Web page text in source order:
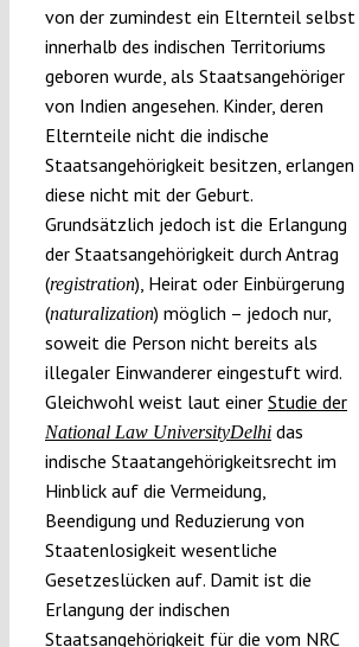
von der zumindest ein Elternteil selbst
innerhalb des indischen Territoriums
geboren wurde, als Staatsangehöriger
von Indien angesehen. Kinder, deren
Elternteile nicht die indische
Staatsangehörigkeit besitzen, erlangen
diese nicht mit der Geburt.
Grundsätzlich jedoch ist die Erlangung
der Staatsangehörigkeit durch Antrag
(registration), Heirat oder Einbürgerung
(naturalization) möglich – jedoch nur,
soweit die Person nicht bereits als
illegaler Einwanderer eingestuft wird.
Gleichwohl weist laut einer Studie der
National Law UniversityDelhidas
indische Staatangehörigkeitsrecht im
Hinblick auf die Vermeidung,
Beendigung und Reduzierung von
Staatenlosigkeit wesentliche
Gesetzeslücken auf. Damit ist die
Erlangung der indischen
Staatsangehörigkeit für die vom NRC